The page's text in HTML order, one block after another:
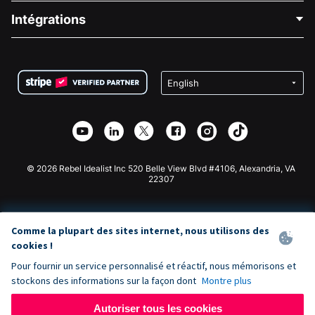
Carrières
Confidentialité
Partenariat d'affiliation
Bibliothèque
Collecte de fonds médicale
Collecte de fonds caritative
Intégrations
Plugin de don Wix
Application de don Webflow
Don Joomla
© 2026 Rebel Idealist Inc 520 Belle View Blvd #4106, Alexandria, VA
22307
Comme la plupart des sites internet, nous utilisons des
cookies !
Pour fournir un service personnalisé et réactif, nous mémorisons et
stockons des informations sur la façon dont Montre plus
Autoriser tous les cookies